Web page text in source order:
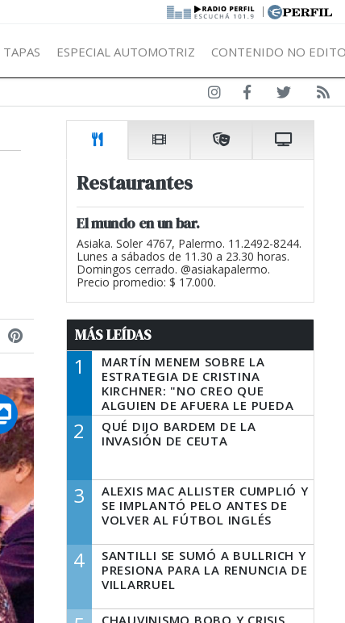
|
TAPAS ESPECIAL AUTOMOTRIZ CONTENIDO NO
Restaurantes
El mundo en un bar.
Asiaka. Soler 4767, Palermo. 11.2492-8244.
Lunes a sábados de 11.30 a 23.30 horas.
Domingos cerrado. @asiakapalermo.
Precio promedio: $ 17.000.
MÁS LEÍDAS
1
MARTÍN MENEM SOBRE LA
ESTRATEGIA DE CRISTINA
KIRCHNER: "NO CREO QUE
ALGUIEN DE AFUERA LE PUEDA
DECIR A LA JUSTICIA LO QUE
TIENE QUE HACER"
2
QUÉ DIJO BARDEM DE LA
INVASIÓN DE CEUTA
3
ALEXIS MAC ALLISTER CUMPLIÓ Y
SE IMPLANTÓ PELO ANTES DE
VOLVER AL FÚTBOL INGLÉS
4
SANTILLI SE SUMÓ A BULLRICH Y
PRESIONA PARA LA RENUNCIA DE
VILLARRUEL
CHAUVINISMO BOBO Y CRISIS